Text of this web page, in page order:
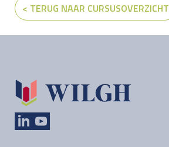
< TERUG NAAR CURSUSOVERZICHT